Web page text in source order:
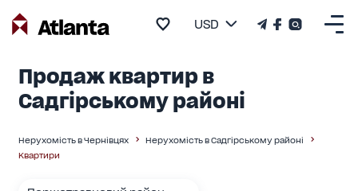
USD
Продаж квартир в
Садгірському районі
Нерухомість в Чернівцях
Нерухомість в Садгірському районі
Квартири